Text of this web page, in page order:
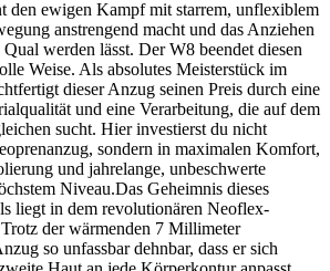
den ewigen Kampf mit starrem, unflexiblem
anstrengend macht und das Anziehen
werden lässt. Der W8 beendet diesen
Weise. Als absolutes Meisterstück im
dieser Anzug seinen Preis durch eine
und eine Verarbeitung, die auf dem
sucht. Hier investierst du nicht
sondern in maximalen Komfort,
und jahrelange, unbeschwerte
Niveau.Das Geheimnis dieses
liegt in dem revolutionären Neoflex-
der wärmenden 7 Millimeter
so unfassbar dehnbar, dass er sich